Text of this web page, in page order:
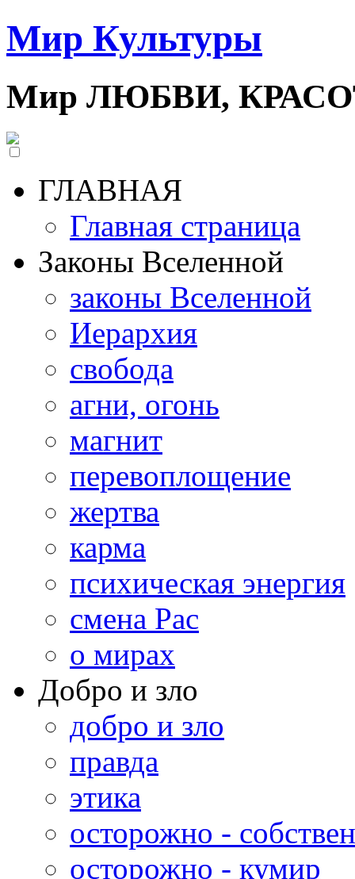
Мир Культуры
Мир ЛЮБВИ,
ГЛАВНАЯ
Главная страница
Законы Вселенной
законы Вселенной
Иерархия
свобода
агни, огонь
магнит
перевоплощение
жертва
карма
психическая энергия
смена Рас
о мирах
Добро и зло
добро и зло
правда
этика
осторожно -
осторожно - кумир